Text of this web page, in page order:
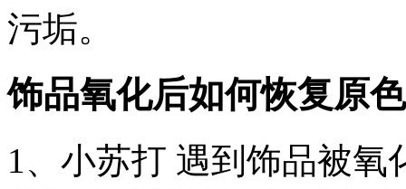
污垢。
饰品氧化后如何恢复原
1、小苏打 遇到饰品被